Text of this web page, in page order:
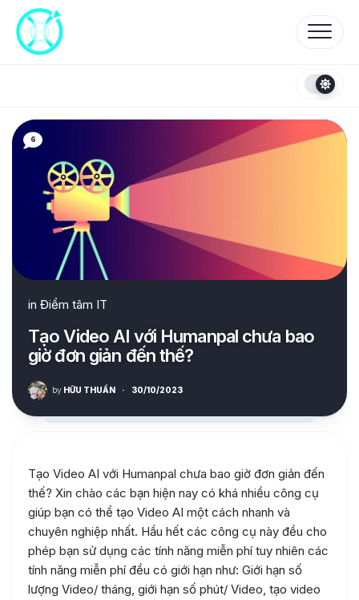
content
6
in Điểm tâm IT
Tạo Video AI với Humanpal chưa bao
giờ đơn giản đến thế?
by HỮU THUẦN · 30/10/2023
Tạo Video AI với Humanpal chưa bao giờ đơn giản đến
thế? Xin chào các bạn hiện nay có khá nhiều công cụ
giúp bạn có thể tạo Video AI một cách nhanh và
chuyên nghiệp nhất. Hầu hết các công cụ này đều cho
phép bạn sử dụng các tính năng miễn phí tuy nhiên các
tính năng miễn phí đều có giới hạn như: Giới hạn số
lượng Video/ tháng, giới hạn số phút/ Video, tạo video